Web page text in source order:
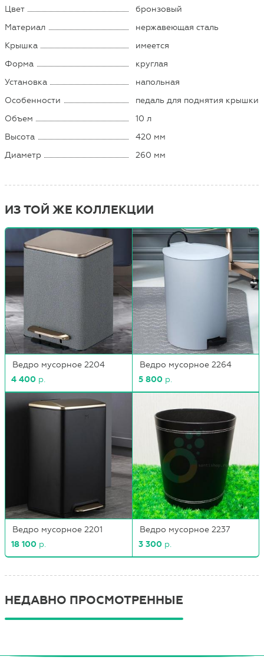
Цвет
бронзовый
Материал
нержавеющая сталь
Крышка
имеется
Форма
круглая
Установка
напольная
Особенности
педаль для поднятия крышки
Объем
10 л
Высота
420 мм
Диаметр
260 мм
ИЗ ТОЙ ЖЕ КОЛЛЕКЦИИ
Ведро мусорное 2204
4 400 р.
Ведро мусорное 2264
5 800 р.
Ведро мусорное 2201
18 100 р.
Ведро мусорное 2237
3 300 р.
НЕДАВНО ПРОСМОТРЕННЫЕ